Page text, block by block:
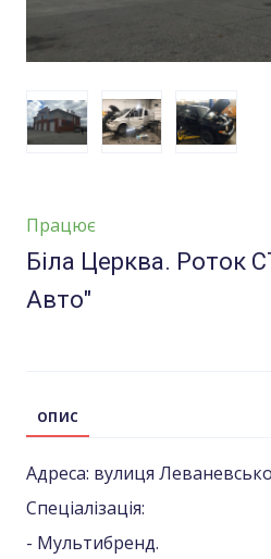
Працює
Біла Церква. Роток
Авто"
ОПИС
Адреса: вулиця
Спеціалізація:
- Мультибренд.